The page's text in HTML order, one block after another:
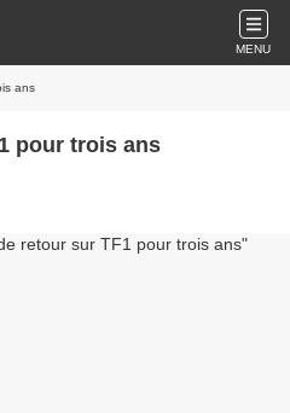
MENU
ans
pour trois ans